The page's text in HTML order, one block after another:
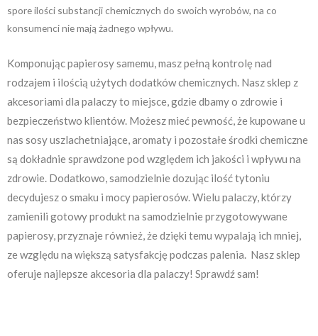
spore ilości substancji chemicznych do swoich wyrobów, na co
konsumenci nie mają żadnego wpływu.
Komponując papierosy samemu, masz pełną kontrolę nad
rodzajem i ilością użytych dodatków chemicznych. Nasz sklep z
akcesoriami dla palaczy to miejsce, gdzie dbamy o zdrowie i
bezpieczeństwo klientów. Możesz mieć pewność, że kupowane u
nas sosy uszlachetniające, aromaty i pozostałe środki chemiczne
są dokładnie sprawdzone pod względem ich jakości i wpływu na
zdrowie. Dodatkowo, samodzielnie dozując ilość tytoniu
decydujesz o smaku i mocy papierosów. Wielu palaczy, którzy
zamienili gotowy produkt na samodzielnie przygotowywane
papierosy, przyznaje również, że dzięki temu wypalają ich mniej,
ze względu na większą satysfakcję podczas palenia. Nasz sklep
oferuje najlepsze akcesoria dla palaczy! Sprawdź sam!